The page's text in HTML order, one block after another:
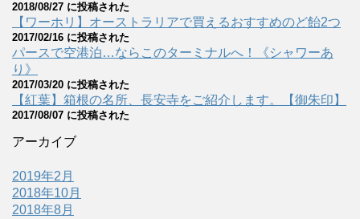
2018/08/27 に投稿された
【ワーホリ】オーストラリアで買えるおすすめのど飴2つ
2017/02/16 に投稿された
パースで空港泊…ならこのターミナルへ！《シャワーあ
り》
2017/03/20 に投稿された
【紅葉】箱根の名所、長安寺をご紹介します。【御朱印】
2017/08/07 に投稿された
アーカイブ
2019年2月
2018年10月
2018年8月